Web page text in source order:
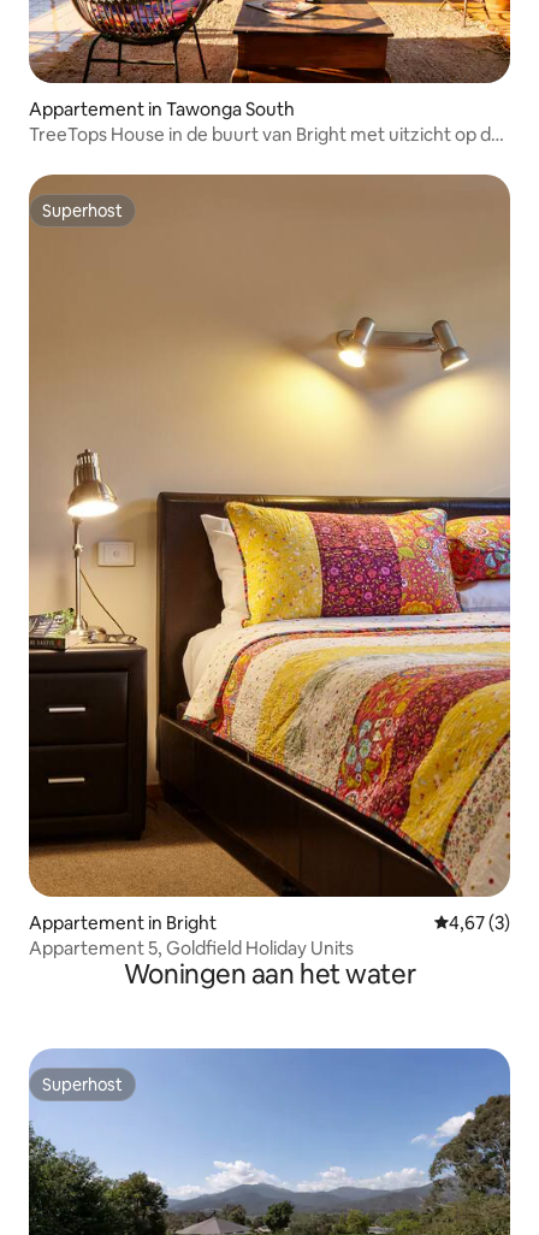
Appartement in Tawonga South
TreeTops House in de buurt van Bright met uitzicht op de
Superhost
Superhost
Appartement in Bright
4,67 (3)
Appartement 5, Goldfield Holiday Units
Woningen aan het water
Superhost
Superhost